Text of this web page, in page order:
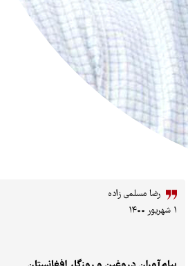
رضا مسلمی زاده
۱ شهریور ۱۴۰۰